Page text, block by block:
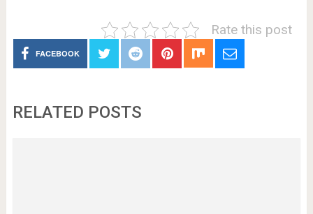
Rate this post
FACEBOOK
RELATED POSTS